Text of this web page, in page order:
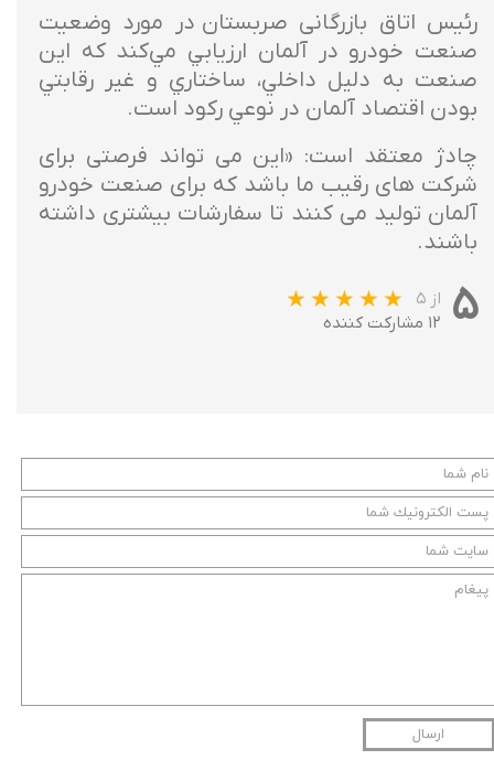
رئيس اتاق بازرگانی صربستان در مورد وضعيت
صنعت خودرو در آلمان ارزيابي مي‌كند كه اين
صنعت به دليل داخلي، ساختاري و غير رقابتي
بودن اقتصاد آلمان در نوعي ركود است.
چادژ معتقد است: «این می تواند فرصتی برای
شرکت های رقیب ما باشد که برای صنعت خودرو
آلمان تولید می کنند تا سفارشات بیشتری داشته
باشند.
۵ از ۵
۱۲ مشارکت کننده
ارسال